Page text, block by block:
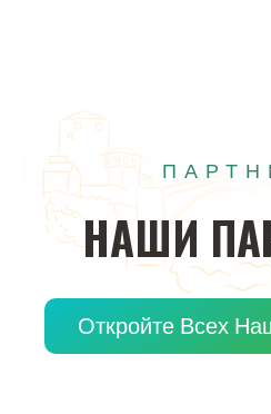
НАШИ
Откройте Всех